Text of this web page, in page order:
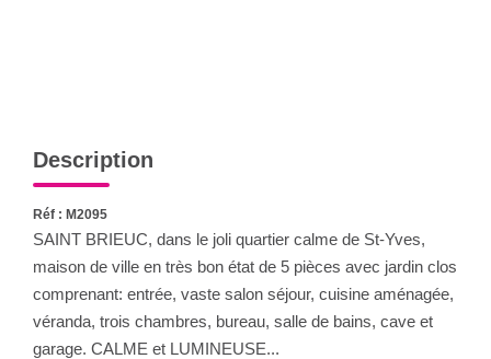
Description
Réf : M2095
SAINT BRIEUC, dans le joli quartier calme de St-Yves,
maison de ville en très bon état de 5 pièces avec jardin clos
comprenant: entrée, vaste salon séjour, cuisine aménagée,
véranda, trois chambres, bureau, salle de bains, cave et
garage. CALME et LUMINEUSE...